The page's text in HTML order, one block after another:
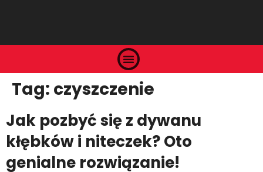
Tag: czyszczenie
Jak pozbyć się z dywanu
kłębków i niteczek? Oto
genialne rozwiązanie!